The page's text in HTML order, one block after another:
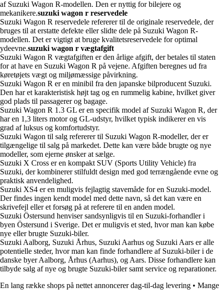
af Suzuki Wagon R-modellen. Den er nyttig for bilejere og
mekanikere.suzuki wagon r reservedele
Suzuki Wagon R reservedele refererer til de originale reservedele, der
bruges til at erstatte defekte eller slidte dele på Suzuki Wagon R-
modellen. Det er vigtigt at bruge kvalitetsreservedele for optimal
ydeevne.suzuki wagon r vægtafgift
Suzuki Wagon R vægtafgiften er den årlige afgift, der betales til staten
for at have en Suzuki Wagon R på vejene. Afgiften beregnes ud fra
køretøjets vægt og miljømæssige påvirkning.
Suzuki Wagon R er en minibil fra den japanske bilproducent Suzuki.
Den har et karakteristisk højt tag og en rummelig kabine, hvilket giver
god plads til passagerer og bagage.
Suzuki Wagon R 1.3 GL er en specifik model af Suzuki Wagon R, der
har en 1,3 liters motor og GL-udstyr, hvilket typisk indikerer en vis
grad af luksus og komfortudstyr.
Suzuki Wagon til salg refererer til Suzuki Wagon R-modeller, der er
tilgængelige til salg på markedet. Dette kan være både brugte og nye
modeller, som ejerne ønsker at sælge.
Suzuki X Cross er en kompakt SUV (Sports Utility Vehicle) fra
Suzuki, der kombinerer stilfuldt design med god terrængående evne og
praktisk anvendelighed.
Suzuki XS4 er en muligvis fejlagtig stavemåde for en Suzuki-model.
Der findes ingen kendt model med dette navn, så det kan være en
skrivefejl eller et forsøg på at referere til en anden model.
Suzuki Östersund henviser sandsynligvis til en Suzuki-forhandler i
byen Östersund i Sverige. Det er muligvis et sted, hvor man kan købe
nye eller brugte Suzuki-biler.
Suzuki Aalborg, Suzuki Århus, Suzuki Aarhus og Suzuki Aars er alle
potentielle steder, hvor man kan finde forhandlere af Suzuki-biler i de
danske byer Aalborg, Århus (Aarhus), og Aars. Disse forhandlere kan
tilbyde salg af nye og brugte Suzuki-biler samt service og reparationer.
En lang række shops på nettet annoncerer dag-til-dag levering • Mange